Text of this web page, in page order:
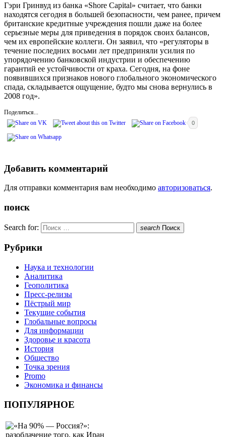
Гэри Гринвуд из банка «Shore Capital» считает, что банки
находятся сегодня в большей безопасности, чем ранее, причем
британские кредитные учреждения пошли даже на более
серьезные меры для приведения в порядок своих балансов,
чем их европейские коллеги. Он заявил, что «регуляторы в
течение последних восьми лет предприняли усилия по
упорядочению банковской индустрии и обеспечению
гарантий ее устойчивости от краха. Сегодня, на фоне
появившихся признаков нового глобального экономического
спада, складывается ощущение, будто мы снова вернулись в
2008 год».
Поделиться...
0
Добавить комментарий
Для отправки комментария вам необходимо авторизоваться.
поиск
Search for: search Поиск
Рубрики
Наука и технологии
Аналитика
Геополитика
Пресс-релизы
Пёстрый мир
Текущие события
Глобальные вопросы
Для информации
Здоровье и красота
История
Общество
Точка зрения
Promo
Экономика и финансы
ПОПУЛЯРНОЕ